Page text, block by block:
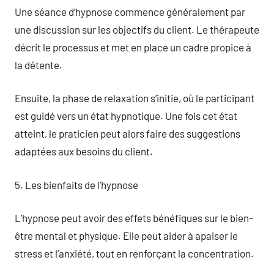
Une séance d’hypnose commence généralement par
une discussion sur les objectifs du client. Le thérapeute
décrit le processus et met en place un cadre propice à
la détente.
Ensuite, la phase de relaxation s’initie, où le participant
est guidé vers un état hypnotique. Une fois cet état
atteint, le praticien peut alors faire des suggestions
adaptées aux besoins du client.
5. Les bienfaits de l’hypnose
L’hypnose peut avoir des effets bénéfiques sur le bien-
être mental et physique. Elle peut aider à apaiser le
stress et l’anxiété, tout en renforçant la concentration.